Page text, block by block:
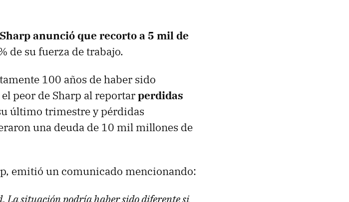
Sharp anunció que recorto a 5 mil de
de su fuerza de trabajo.
100 años de haber sido
peor de Sharp al reportarperdidas
último trimestre y pérdidas
una deuda de 10 mil millones de
emitió un comunicado mencionando:
La situación podría haber sido diferente si